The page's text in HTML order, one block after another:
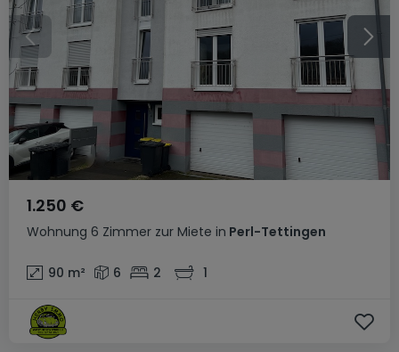
Wohnung 6 Zimmer zur Miete in Perl-Tettingen
1.250 €
90 m² 6 2 1